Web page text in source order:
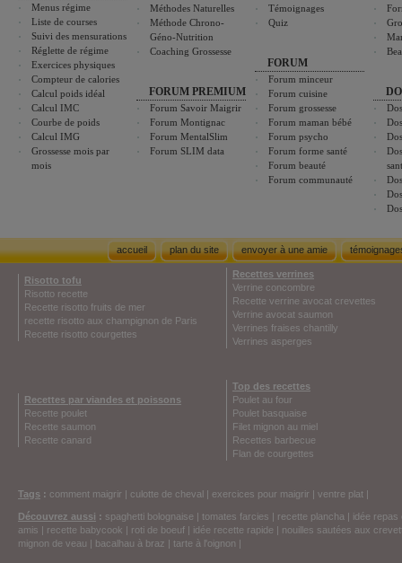
Menus régime
Liste de courses
Suivi des mensurations
Réglette de régime
Exercices physiques
Compteur de calories
Calcul poids idéal
Calcul IMC
Courbe de poids
Calcul IMG
Grossesse mois par
mois
Méthodes Naturelles
Méthode Chrono-
Géno-Nutrition
Coaching Grossesse
FORUM PREMIUM
Forum Savoir Maigrir
Forum Montignac
Forum MentalSlim
Forum SLIM data
Témoignages
Quiz
FORUM
Forum minceur
Forum cuisine
Forum grossesse
Forum maman bébé
Forum psycho
Forum forme santé
Forum beauté
Forum communauté
accueil plan du site envoyer à une amie
Risotto tofu
Risotto recette
Recette risotto fruits de mer
recette risotto aux champignon de Paris
Recette risotto courgettes
Recettes verrines
Verrine concombre
Recette verrine avocat crevettes
Verrine avocat saumon
Verrines fraises chantilly
Verrines asperges
Recettes par viandes et poissons
Recette poulet
Recette saumon
Recette canard
Top des recettes
Poulet au four
Poulet basquaise
Filet mignon au miel
Recettes barbecue
Flan de courgettes
Tags : comment maigrir | culotte de cheval | exercices pour maigrir | ventre plat |
Découvrez aussi : spaghetti bolognaise | tomates farcies | recette plancha | idée repas
amis | recette babycook | roti de boeuf | idée recette rapide | nouilles sautées aux
mignon de veau | bacalhau à braz | tarte à l'oignon |